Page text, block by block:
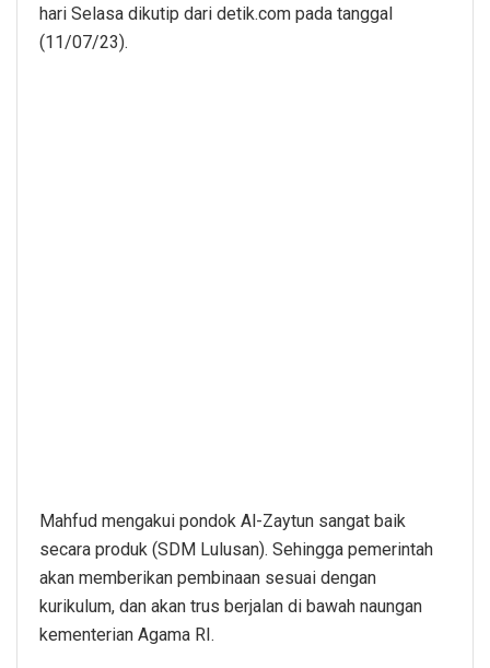
hari Selasa dikutip dari detik.com pada tanggal
(11/07/23).
Mahfud mengakui pondok Al-Zaytun sangat baik
secara produk (SDM Lulusan). Sehingga pemerintah
akan memberikan pembinaan sesuai dengan
kurikulum, dan akan trus berjalan di bawah naungan
kementerian Agama RI.